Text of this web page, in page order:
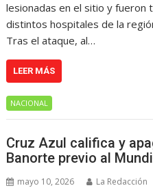
lesionadas en el sitio y fueron
distintos hospitales de la
Tras el ataque, al…
LEER MÁS
NACIONAL
Cruz Azul califica y
Banorte previo al
mayo 10, 2026 La Redacción